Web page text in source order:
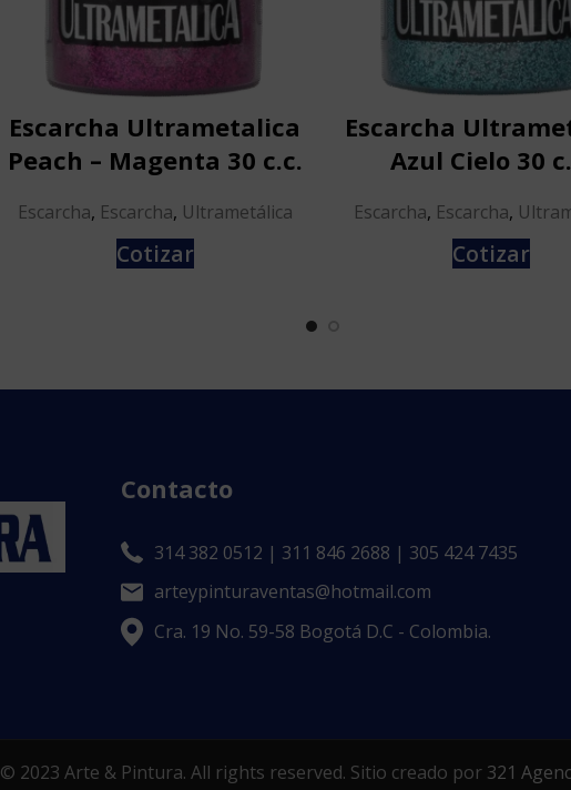
Escarcha Ultrametalica
Peach – Magenta 30 c.c.
Escarcha, Escarcha, Ultrametálica
Cotizar
Escarcha
Azul Cielo 30
Escarcha, Escarcha,
Cotizar
Contacto
314 382 0512 | 311 846 2688 | 305 424 7435
arteypinturaventas@hotmail.com
Cra. 19 No. 59-58 Bogotá D.C - Colombia.
© 2023 Arte & Pintura. All rights reserved. Sitio creado por 321